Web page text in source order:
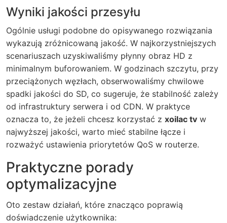
Wyniki jakości przesyłu
Ogólnie usługi podobne do opisywanego rozwiązania
wykazują zróżnicowaną jakość. W najkorzystniejszych
scenariuszach uzyskiwaliśmy płynny obraz HD z
minimalnym buforowaniem. W godzinach szczytu, przy
przeciążonych węzłach, obserwowaliśmy chwilowe
spadki jakości do SD, co sugeruje, że stabilność zależy
od infrastruktury serwera i od CDN. W praktyce
oznacza to, że jeżeli chcesz korzystać z xoilac tv w
najwyższej jakości, warto mieć stabilne łącze i
rozważyć ustawienia priorytetów QoS w routerze.
Praktyczne porady
optymalizacyjne
Oto zestaw działań, które znacząco poprawią
doświadczenie użytkownika: